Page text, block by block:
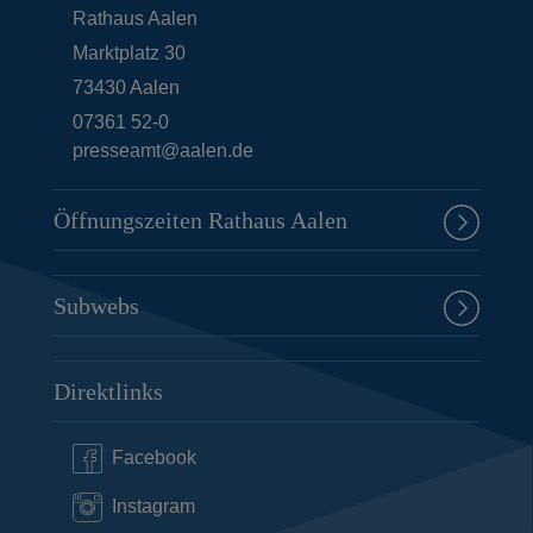
Rathaus Aalen
Marktplatz 30
73430Aalen
07361 52-0
presseamt@aalen.de
Öffnungszeiten Rathaus Aalen
Subwebs
Direktlinks
Facebook
Instagram